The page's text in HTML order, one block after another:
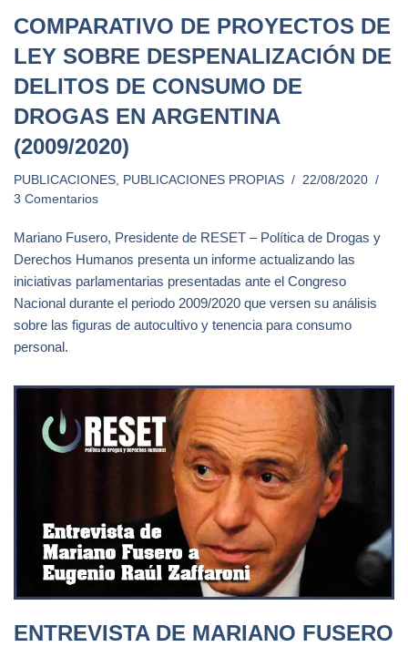
COMPARATIVO DE PROYECTOS DE
LEY SOBRE DESPENALIZACIÓN DE
DELITOS DE CONSUMO DE
DROGAS EN ARGENTINA
(2009/2020)
PUBLICACIONES, PUBLICACIONES PROPIAS
22/08/2020
3 Comentarios
Mariano Fusero, Presidente de RESET – Política de Drogas y
Derechos Humanos presenta un informe actualizando las
iniciativas parlamentarias presentadas ante el Congreso
Nacional durante el periodo 2009/2020 que versen su análisis
sobre las figuras de autocultivo y tenencia para consumo
personal.
ENTREVISTA DE MARIANO FUSERO